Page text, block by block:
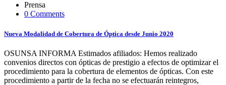
Prensa
0 Comments
Nueva Modalidad de Cobertura de Óptica desde Junio 2020
OSUNSA INFORMA Estimados afiliados: Hemos realizado
convenios directos con ópticas de prestigio a efectos de optimizar el
procedimiento para la cobertura de elementos de ópticas. Con este
procedimiento a partir de la fecha no se efectuarán reintegros,